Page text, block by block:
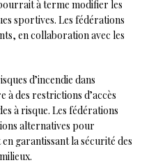
à terme modifier les
sportives. Les fédérations
en collaboration avec les
d’incendie dans
des restrictions d’accès
à risque. Les fédérations
alternatives pour
garantissant la sécurité des